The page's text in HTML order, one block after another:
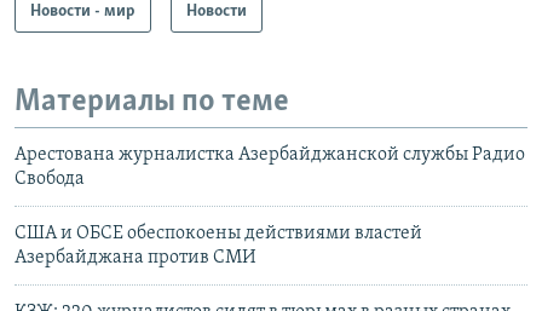
Новости - мир Новости
Материалы по теме
Арестована журналистка Азербайджанской службы Радио
Свобода
США и ОБСЕ обеспокоены действиями властей
Азербайджана против СМИ